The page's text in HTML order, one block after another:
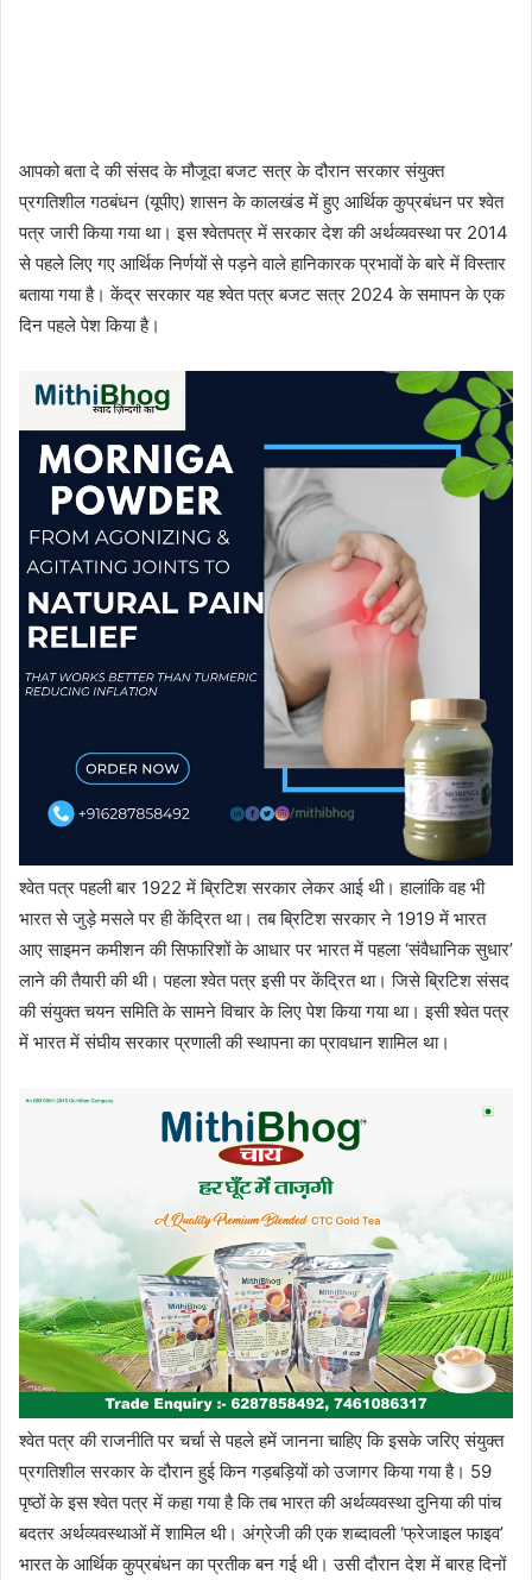
आपको बता दे की संसद के मौजूदा बजट सत्र के दौरान सरकार संयुक्त
प्रगतिशील गठबंधन (यूपीए) शासन के कालखंड में हुए आर्थिक कुप्रबंधन पर श्वेत
पत्र जारी किया गया था। इस श्वेतपत्र में सरकार देश की अर्थव्यवस्था पर 2014
से पहले लिए गए आर्थिक निर्णयों से पड़ने वाले हानिकारक प्रभावों के बारे में विस्तार
बताया गया है। केंद्र सरकार यह श्वेत पत्र बजट सत्र 2024 के समापन के एक
दिन पहले पेश किया है।
श्वेत पत्र पहली बार 1922 में ब्रिटिश सरकार लेकर आई थी। हालांकि वह भी
भारत से जुड़े मसले पर ही केंद्रित था। तब ब्रिटिश सरकार ने 1919 में भारत
आए साइमन कमीशन की सिफारिशों के आधार पर भारत में पहला ‘संवैधानिक सुधार’
लाने की तैयारी की थी। पहला श्वेत पत्र इसी पर केंद्रित था। जिसे ब्रिटिश संसद
की संयुक्त चयन समिति के सामने विचार के लिए पेश किया गया था। इसी श्वेत पत्र
में भारत में संघीय सरकार प्रणाली की स्थापना का प्रावधान शामिल था।
श्वेत पत्र की राजनीति पर चर्चा से पहले हमें जानना चाहिए कि इसके जरिए संयुक्त
प्रगतिशील सरकार के दौरान हुई किन गड़बड़ियों को उजागर किया गया है। 59
पृष्ठों के इस श्वेत पत्र में कहा गया है कि तब भारत की अर्थव्यवस्था दुनिया की पांच
बदतर अर्थव्यवस्थाओं में शामिल थी। अंग्रेजी की एक शब्दावली ‘फ्रेजाइल फाइव’
भारत के आर्थिक कुप्रबंधन का प्रतीक बन गई थी। उसी दौरान देश में बारह दिनों